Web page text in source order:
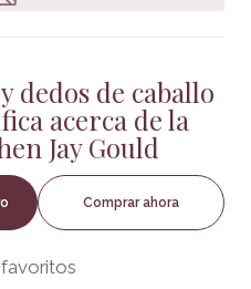
dedos de caballo
acerca de la
Jay Gould
Comprar ahora
favoritos